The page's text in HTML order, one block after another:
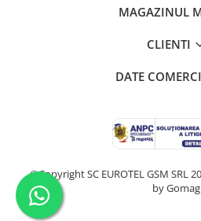
MAGAZINUL
CLIENTI
DATE
©Copyright SC EUROTEL GSM SRL
by Gomag